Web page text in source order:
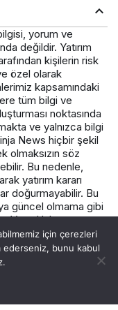
yorum ve
değildir. Yatırım
kişilerin risk
özel olarak
kapsamındaki
tüm bilgi ve
noktasında
ve yalnızca bilgi
News hiçbir şekil
olmaksızın söz
Bu nedenle,
yatırım kararı
doğurmayabilir. Bu
güncel olmama gibi
Varış Haber ve
için çerezleri
ederseniz, bunu kabul